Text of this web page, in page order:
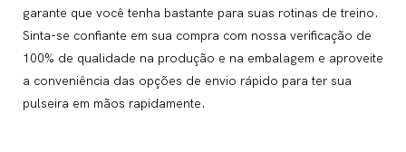
garante que você tenha bastante para suas rotinas de treino.
Sinta-se confiante em sua compra com nossa verificação de
100% de qualidade na produção e na embalagem e aproveite
a conveniência das opções de envio rápido para ter sua
pulseira em mãos rapidamente.